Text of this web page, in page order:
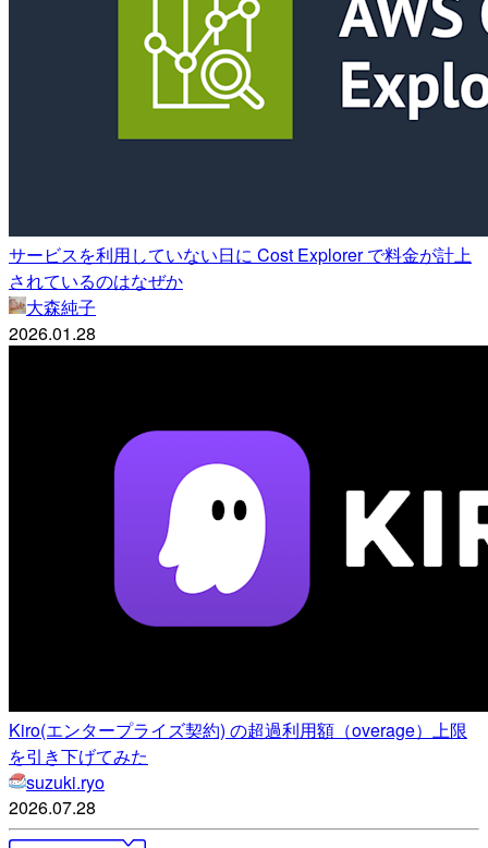
サービスを利用していない日に Cost Explorer で料金が計上
されているのはなぜか
大森純子
2026.01.28
Kiro(エンタープライズ契約) の超過利用額（overage）上限
を引き下げてみた
suzuki.ryo
2026.07.28